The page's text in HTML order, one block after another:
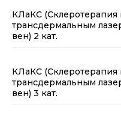
КЛаКС (Склеротерапия
трансдермальным
вен) 2 кат.
КЛаКС (Склеротерапия
трансдермальным
вен) 3 кат.